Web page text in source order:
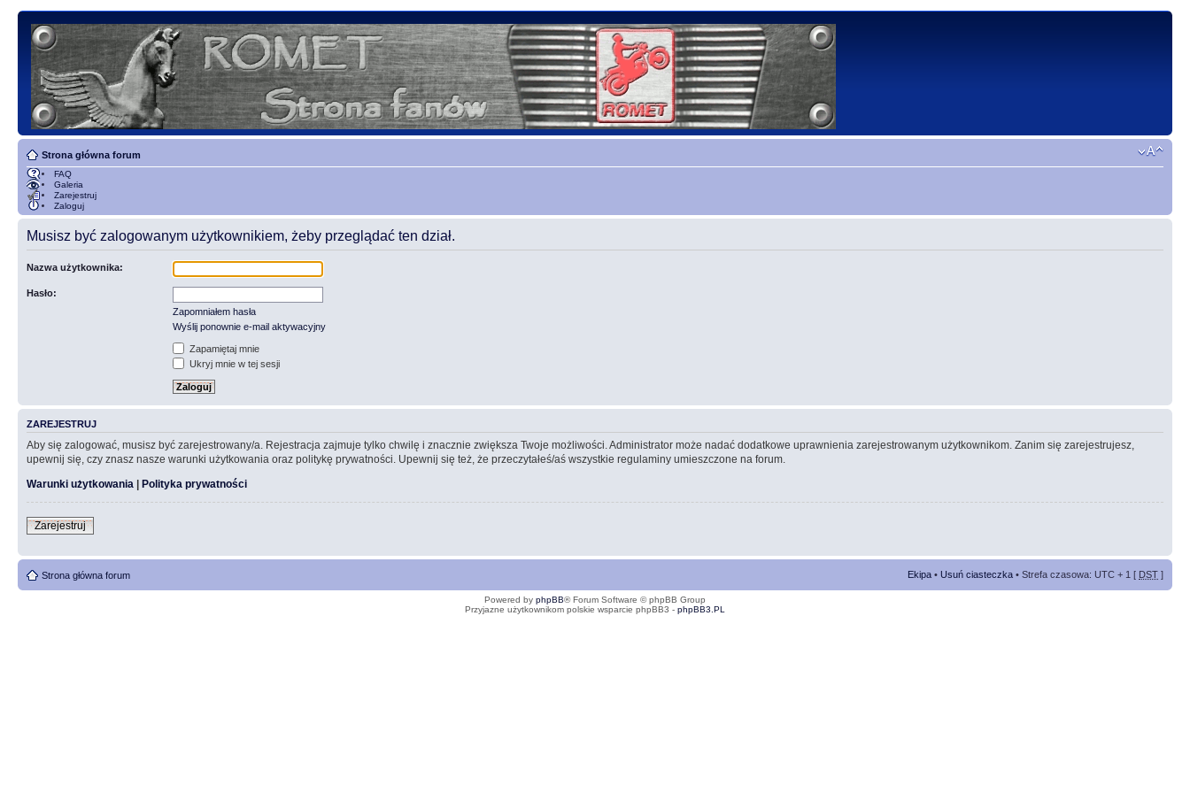
Strona główna forum
FAQ
Galeria
Zarejestruj
Zaloguj
Musisz być zalogowanym użytkownikiem, żeby przeglądać ten dział.
Nazwa użytkownika:
Hasło:
Zapomniałem hasła
Wyślij ponownie e-mail aktywacyjny
Zapamiętaj mnie
Ukryj mnie w tej sesji
ZAREJESTRUJ
Aby się zalogować, musisz być zarejestrowany/a. Rejestracja zajmuje tylko chwilę i znacznie zwiększa Twoje możliwości. Administrator może nadać dodatkowe uprawnienia zarejestrowanym użytkownikom. Zanim się zarejestrujesz,
upewnij się, czy znasz nasze warunki użytkowania oraz politykę prywatności. Upewnij się też, że przeczytałeś/aś wszystkie regulaminy umieszczone na forum.
Warunki użytkowania | Polityka prywatności
Zarejestruj
Strona główna forum Ekipa • Usuń ciasteczka • Strefa czasowa: UTC + 1 [ DST ]
Powered by phpBB® Forum Software © phpBB Group
Przyjazne użytkownikom polskie wsparcie phpBB3 - phpBB3.PL